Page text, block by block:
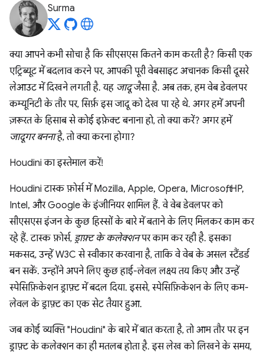
Surma
क्या आपने कभी सोचा है कि सीएसएस कितने काम करती है? किसी एक
एट्रिब्यूट में बदलाव करने पर, आपकी पूरी वेबसाइट अचानक किसी दूसरे
लेआउट में दिखने लगती है. यह जादूजैसा है. अब तक, हम वेब डेवलपर
कम्यूनिटी के तौर पर, सिर्फ़ इस जादू को देख पा रहे थे. अगर हमें अपनी
ज़रूरत के हिसाब से कोई इफ़ेक्ट बनाना हो, तो क्या करें? अगर हमें
जादूगर बननाहै, तो क्या करना होगा?
Houdini का इस्तेमाल करें!
Houdini टास्क फ़ोर्स में Mozilla, Apple, Opera, Microsoft, HP,
Intel, और Google के इंजीनियर शामिल हैं. वे वेब डेवलपर को
सीएसएस इंजन के कुछ हिस्सों के बारे में बताने के लिए मिलकर काम कर
रहे हैं. टास्क फ़ोर्स, ड्राफ़्ट के कलेक्शनपर काम कर रही है. इसका
मकसद, उन्हें W3C से स्वीकार करवाना है, ताकि वे वेब के असल स्टैंडर्ड
बन सकें. उन्होंने अपने लिए कुछ हाई-लेवल लक्ष्य तय किए और उन्हें
स्पेसिफ़िकेशन ड्राफ़्ट में बदल दिया. इससे, स्पेसिफ़िकेशन के लिए कम-
लेवल के ड्राफ़्ट का एक सेट तैयार हुआ.
जब कोई व्यक्ति "Houdini" के बारे में बात करता है, तो आम तौर पर इन
ड्राफ़्ट के कलेक्शन का ही मतलब होता है. इस लेख को लिखने के समय,